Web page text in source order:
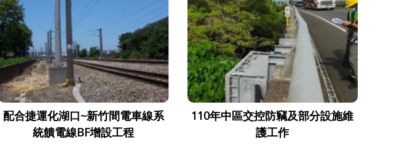
配合捷運化湖口~新竹間電車線系
統饋電線BF增設工程
110年中區交控防竊及部分設施維
護工作